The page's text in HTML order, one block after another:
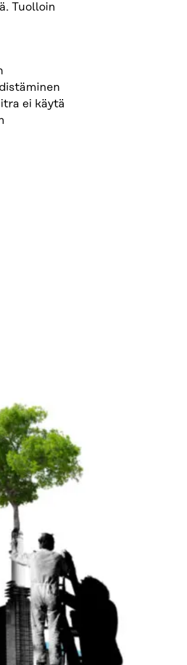
Tuolloin
ei käytä